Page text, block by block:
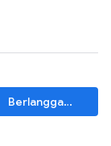
Berlangganan